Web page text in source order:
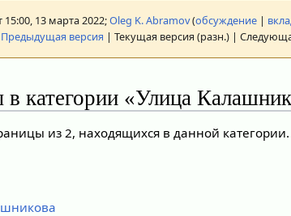
15:00, 13 марта 2022;Oleg K. Abramov(обсуждение |
версия | Текущая версия (разн.) |
категории «Улица
из 2, находящихся в данной категории.